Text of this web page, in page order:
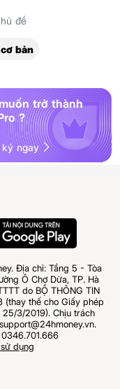
đề
bản
trở thành
?
ngay
Địa chỉ: Tầng 5 - Tòa
Ô Chợ Dừa, TP. Hà
do BỘ THÔNG TIN
(thay thế cho Giấy phép
3/2019). Chịu trách
dụng